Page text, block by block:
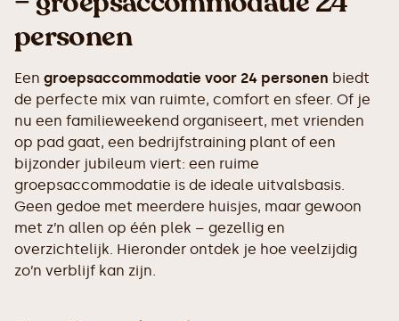
personen
Een groepsaccommodatie voor 24 personen biedt
de perfecte mix van ruimte, comfort en sfeer. Of je
nu een familieweekend organiseert, met vrienden
op pad gaat, een bedrijfstraining plant of een
bijzonder jubileum viert: een ruime
groepsaccommodatie is de ideale uitvalsbasis.
Geen gedoe met meerdere huisjes, maar gewoon
met z’n allen op één plek – gezellig en
overzichtelijk. Hieronder ontdek je hoe veelzijdig
zo’n verblijf kan zijn.